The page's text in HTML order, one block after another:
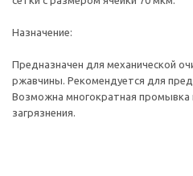
Назначение:
Предназначен для механической
ржавчины. Рекомендуется для
Возможна многократная промывка
загрязнения.